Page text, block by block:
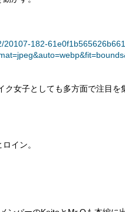
20107-182-
ク女子としても多方面で注目を
イン。